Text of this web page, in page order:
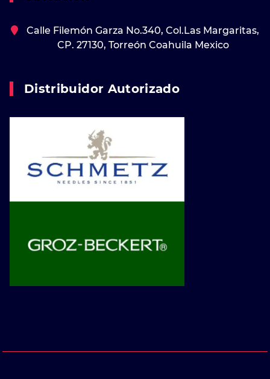
Calle Filemón Garza No.340, Col.Las Margaritas,
CP. 27130, Torreón Coahuila Mexico
Distribuidor Autorizado